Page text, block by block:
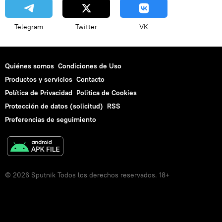
Telegram Twitter VK
Quiénes somos Condiciones de Uso
Productos y servicios Contacto
Política de Privacidad Politica de Cookies
Protección de datos (solicitud) RSS
Preferencias de seguimiento
© 2026 Sputnik Todos los derechos reservados. 18+